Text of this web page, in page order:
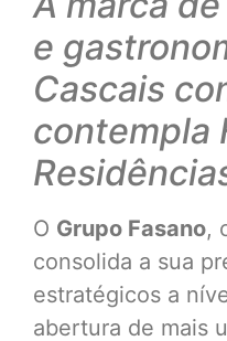
e
Cascais
contempla
O Grupo Fasano,
consolida a sua
estratégicos a
abertura de mais